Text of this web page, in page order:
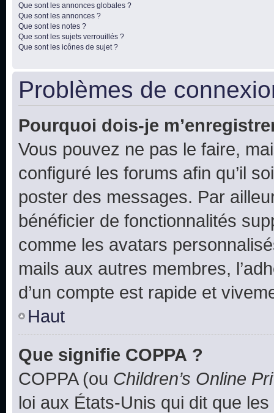
Que sont les annonces globales ?
Que sont les annonces ?
Que sont les notes ?
Que sont les sujets verrouillés ?
Que sont les icônes de sujet ?
Problèmes de
Pourquoi dois-je
Vous pouvez ne pas le faire,
configuré les forums afin qu’il
poster des messages. Par
bénéficier de fonctionnalités
comme les avatars
mails aux autres membres,
d’un compte est rapide et
Haut
Que signifie COPPA ?
COPPA (ou Children’s Online
loi aux États-Unis qui dit que